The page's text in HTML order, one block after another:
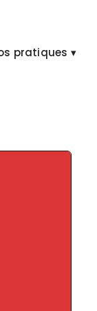
pratiques ▾